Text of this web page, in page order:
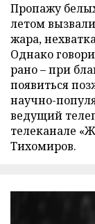
Пропажу
летом
жара,
Однако
рано – при
появиться
научно-
ведущий
телеканале
Тихомиров.